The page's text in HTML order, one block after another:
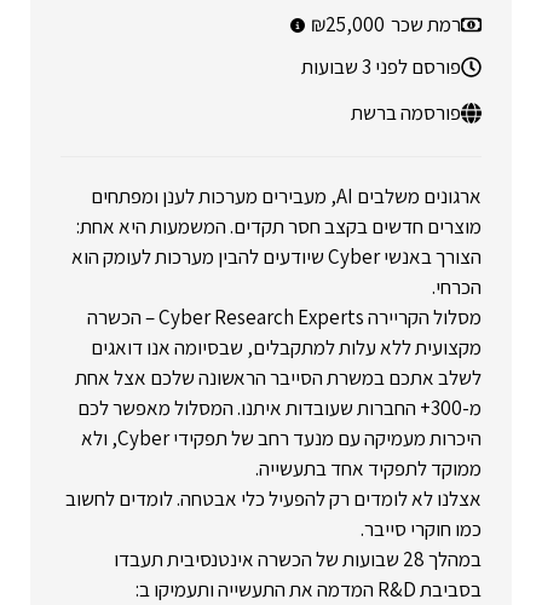
רמת שכר 25,000
פורסם לפני 3 שבועות
פורסמה ברשת
ארגונים משלבים AI, מעבירים מערכות לענן ומפתחים
מוצרים חדשים בקצב חסר תקדים. המשמעות היא אחת:
הצורך באנשי Cyber שיודעים להבין מערכות לעומק הוא
הכרחי.
מסלול הקריירה Cyber Research Experts – הכשרה
מקצועית ללא עלות למתקבלים, שבסיומה אנו דואגים
לשלב אתכם במשרת הסייבר הראשונה שלכם אצל אחת
מ-300+ החברות שעובדות איתנו. המסלול מאפשר לכם
היכרות מעמיקה עם מנעד רחב של תפקידי Cyber, ולא
ממוקד לתפקיד אחד בתעשייה.
אצלנו לא לומדים רק להפעיל כלי אבטחה. לומדים לחשוב
כמו חוקרי סייבר.
במהלך 28 שבועות של הכשרה אינטנסיבית תעבדו
בסביבת R&D המדמה את התעשייה ותעמיקו ב: